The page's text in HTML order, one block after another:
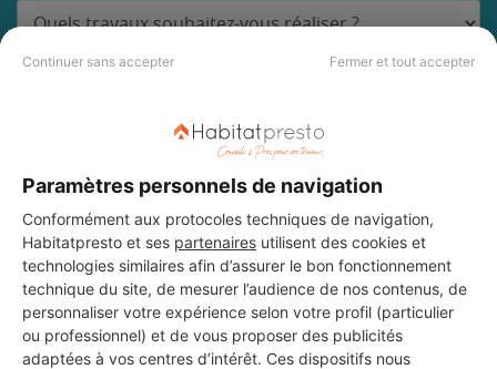
Continuer sans accepter Fermer et tout accepter
Paramètres personnels de navigation
Conformément aux protocoles techniques de navigation,
Habitatpresto et ses partenaires utilisent des cookies et
technologies similaires afin d’assurer le bon fonctionnement
technique du site, de mesurer l’audience de nos contenus, de
personnaliser votre expérience selon votre profil (particulier
ou professionnel) et de vous proposer des publicités
adaptées à vos centres d’intérêt. Ces dispositifs nous
DEMANDER UN DEVIS
Les 1 autres Carreleurs pour
vos travaux à Lézignan-
Corbières